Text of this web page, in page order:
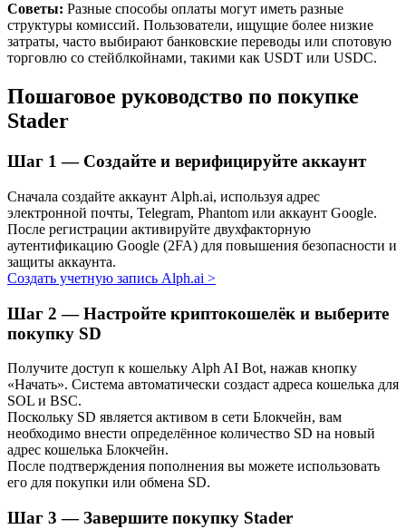
Получите долгосрочную прибыль и гибкие проценты
Узнайте о пассивном доходе
Bitrue
AI
Советы: Разные способы оплаты могут иметь разные
структуры комиссий. Пользователи, ищущие более низкие
затраты, часто выбирают банковские переводы или спотовую
торговлю со стейблкойнами, такими как USDT или USDC.
Пошаговое руководство по покупке
Stader
Шаг 1 — Создайте и верифицируйте аккаунт
Сначала создайте аккаунт Alph.ai, используя адрес
электронной почты, Telegram, Phantom или аккаунт Google.
После регистрации активируйте двухфакторную
аутентификацию Google (2FA) для повышения безопасности и
защиты аккаунта.
Создать учетную запись Alph.ai >
Шаг 2 — Настройте криптокошелёк и выберите
покупку SD
Получите доступ к кошельку Alph AI Bot, нажав кнопку
«Начать». Система автоматически создаст адреса кошелька для
SOL и BSC.
Поскольку SD является активом в сети Блокчейн, вам
необходимо внести определённое количество SD на новый
адрес кошелька Блокчейн.
После подтверждения пополнения вы можете использовать
его для покупки или обмена SD.
Шаг 3 —Завершите покупку Stader